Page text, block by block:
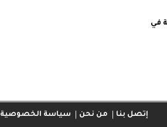
في
إتصل بنا من نحن سياسة الخصوصية